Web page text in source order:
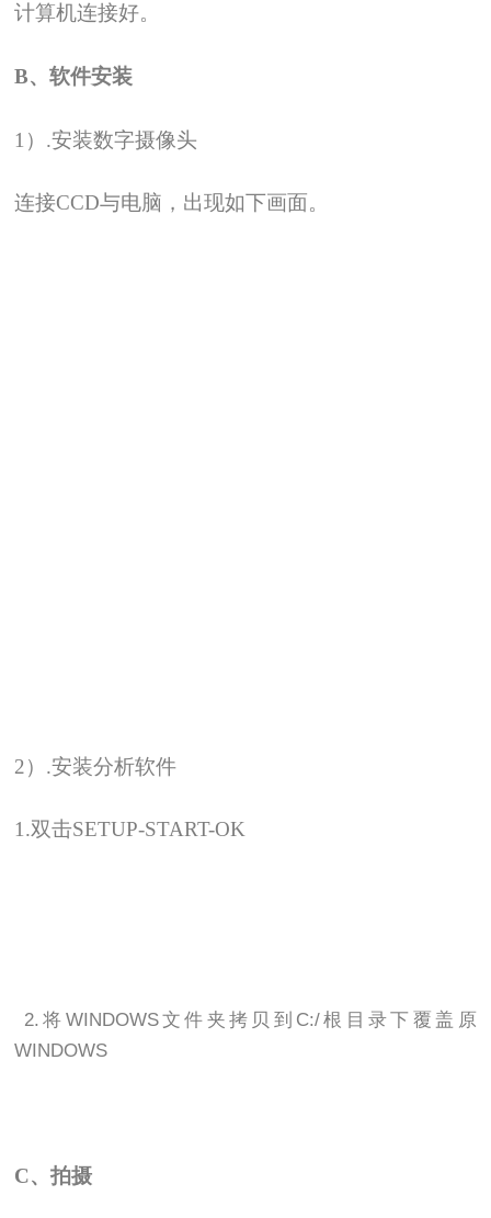
计算机连接好。
B、软件安装
1 ）.安装数字摄像头
连接CCD与电脑，出现如下画面。
2）.安装分析软件
1.双击SETUP-START-OK
2. 将 WINDOWS文件夹拷贝到 C:/根目录下覆盖原
WINDOWS
C、拍摄